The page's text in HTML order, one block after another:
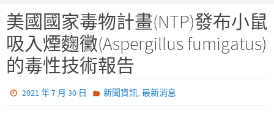
美國國家毒物計畫(NTP)發布小鼠
吸入煙麴黴(Aspergillus fumigatus)
的毒性技術報告
2021 年 7 月 30 日 新聞資訊, 最新消息